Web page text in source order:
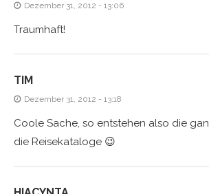
Dezember 31, 2012 - 13:06
Traumhaft!
TIM
Dezember 31, 2012 - 13:18
Coole Sache, so entstehen also die
die Reisekataloge 😉